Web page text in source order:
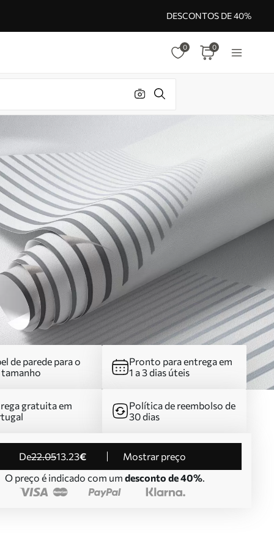
DESCONTOS DE 40%
0 0
de parede para o
tamanho
Pronto para entrega em
1 a 3 dias úteis
gratuita em
Política de reembolso de
30 dias
de22.0513.23€
Mostrar preço
O preço é indicado com um desconto de 40%.